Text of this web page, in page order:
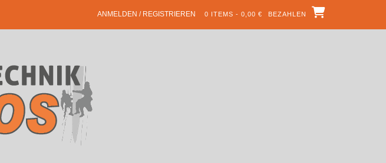
ANMELDEN / REGISTRIEREN 0 ITEMS - 0,00 € BEZAHLEN